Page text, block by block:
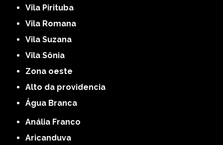
Vila Pirituba
Vila Romana
Vila Suzana
Vila Sônia
Zona oeste
alto da providencia
Água Branca
Anália Franco
Aricanduva